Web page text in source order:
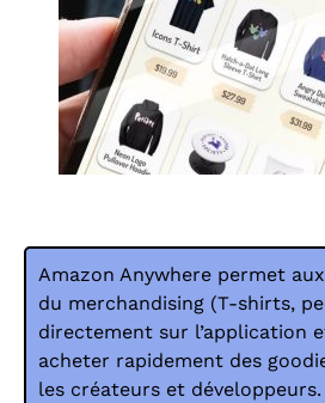
Amazon Anywhere permet
du merchandising (T-shirts,
directement sur l’application
acheter rapidement des
les créateurs et